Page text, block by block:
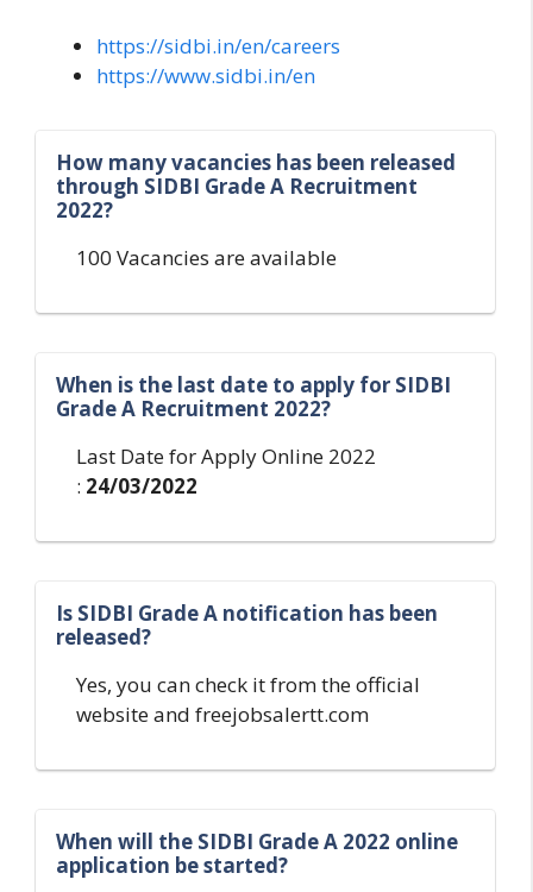
https://sidbi.in/en/careers
https://www.sidbi.in/en
How many vacancies has been released
through SIDBI Grade A Recruitment
2022?
100 Vacancies are available
When is the last date to apply for SIDBI
Grade A Recruitment 2022?
Last Date for Apply Online 2022
: 24/03/2022
Is SIDBI Grade A notification has been
released?
Yes, you can check it from the official
website and freejobsalertt.com
When will the SIDBI Grade A 2022 online
application be started?